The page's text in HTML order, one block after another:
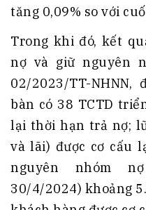
tăng 0,09% so với
Trong khi đó, kết
nợ và giữ nguyên
02/2023/TT-
bàn có 38 TCTD
lại thời hạn trả nợ;
và lãi) được cơ cấu
nguyên nhóm
30/4/2024) khoảng